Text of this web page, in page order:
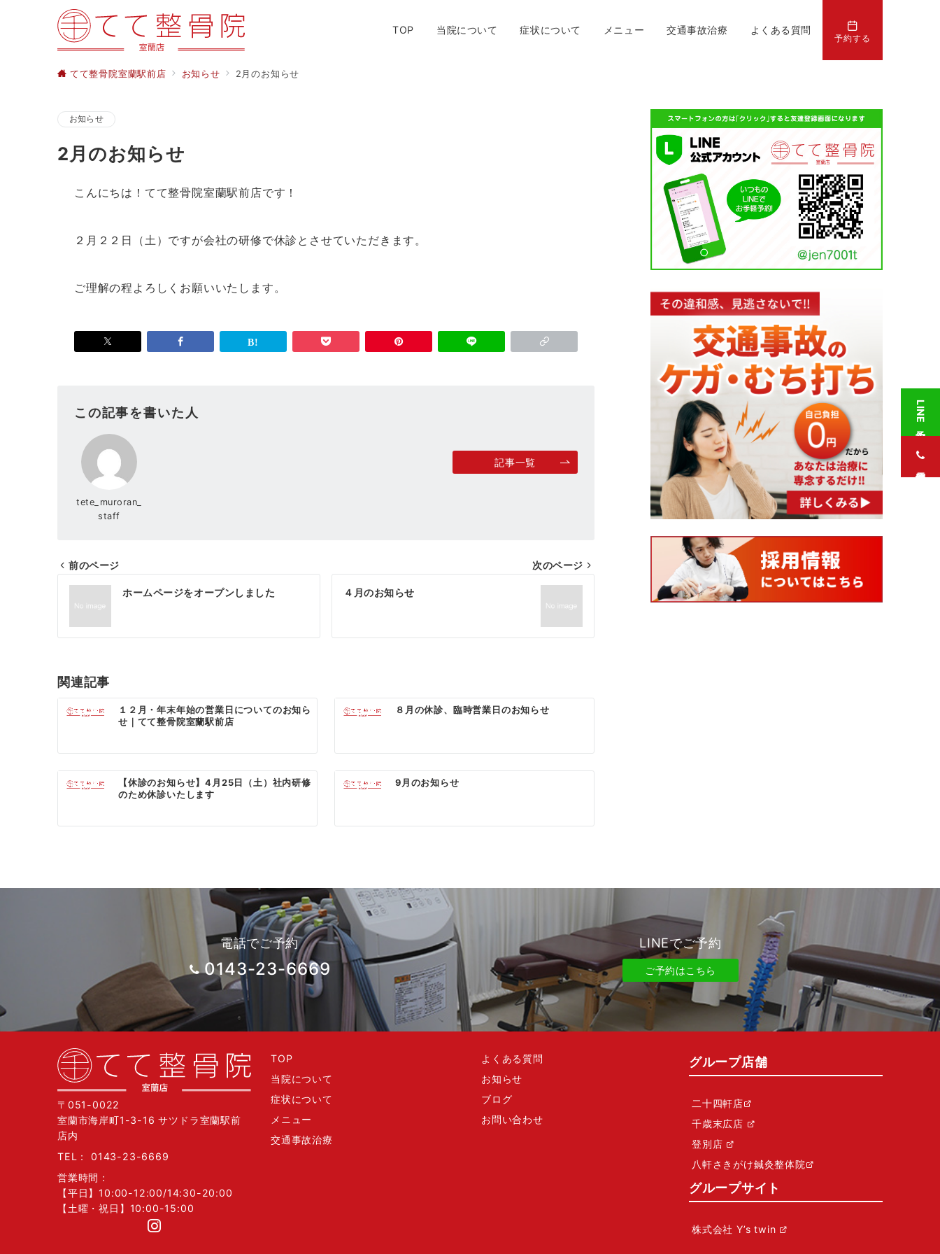
TOP 当院について 症状について メニュー 交通事故治療 よくある質問
予約する
てて整骨院室蘭駅前店 お知らせ 2月のお知らせ
お知らせ
2月のお知らせ
こんにちは！てて整骨院室蘭駅前店です！
２月２２日（土）ですが会社の研修で休診とさせていただきます。
ご理解の程よろしくお願いいたします。
この記事を書いた人
tete_muroran_
staff
記事一覧
投
ナ
ゲ
ー
ョ
ン
前のページ
ホームページをオープンしました
次のページ
４月のお知らせ
関連記事
１２月・年末年始の営業日についてのお知ら
せ｜てて整骨院室蘭駅前店
８月の休診、臨時営業日のお知らせ
【休診のお知らせ】4月25日（土）社内研修
のため休診いたします
9月のお知らせ
電話でご予約
0143-23-6669
LINEでご予約
ご予約はこちら
〒051-0022
室蘭市海岸町1-3-16 サツドラ室蘭駅前
店内
TEL：
0143-23-6669
営業時間：
【平日】10:00-12:00/14:30-20:00
【土曜・祝日】10:00-15:00
TOP
当院について
症状について
メニュー
交通事故治療
よくある質問
お知らせ
ブログ
お問い合わせ
グループ店舗
二十四軒店
千歳末広店
登別店
八軒さきがけ鍼灸整体院
グループサイト
株式会社 Y’s twin
LINE予約